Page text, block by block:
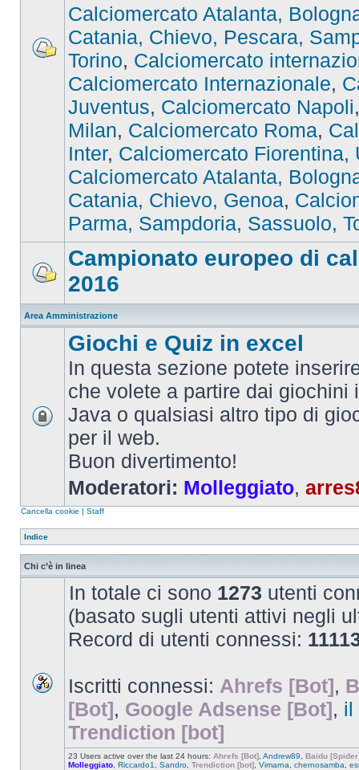
Calciomercato Atalanta,
Catania, Chievo, Pescara,
Torino, Calciomercato
Calciomercato Internazionale,
Juventus, Calciomercato Napoli
Milan, Calciomercato Roma,
Inter, Calciomercato Fiorentina,
Calciomercato Atalanta,
Catania, Chievo, Genoa,
Parma, Sampdoria, Sassuolo,
Campionato europeo di
2016
Area Amministrazione
Giochi e Quiz in excel
In questa sezione potete
che volete a partire dai giochini
Java o qualsiasi altro tipo di
per il web.
Buon divertimento!
Moderatori: Molleggiato,
Cancella cookie | Staff
Indice
Chi c’è in linea
In totale ci sono 1273 utenti
(basato sugli utenti attivi negli
Record di utenti connessi:
Iscritti connessi: Ahrefs [Bot],
[Bot], Google Adsense [Bot], il
Trendiction [bot]
23 Users active over the last 24 hours: Ahrefs [Bot] Andrew89
Baidu
Molleggiato Riccardo1 Sandro Trendiction [bot] Vimarna chernosamba